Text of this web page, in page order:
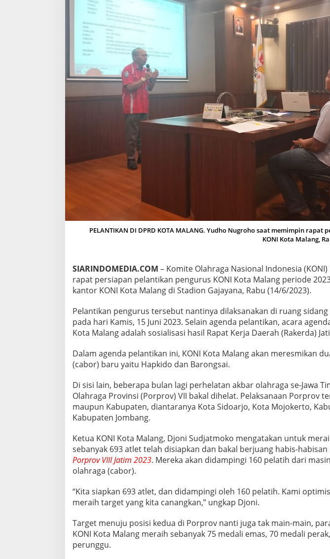
A
G
R
P
A
T
P
E
R
S
I
A
N
G
U
R
2
0
2
-
2
0
7
PELANTIKAN DI DPRD KOTA MALANG. Yudho Nugroho saat memimpin
KONI Kota Malang,
SIARINDOMEDIA.COM – Komite Olahraga Nasional Indonesia
rapat persiapan pelantikan pengurus KONI Kota Malang periode
kantor KONI Kota Malang di Stadion Gajayana, Rabu (14/6/2023).
Pelantikan pengurus tersebut nantinya dilaksanakan di ruang sidang
pada hari Kamis, 15 Juni 2023. Selain agenda pelantikan, acara
Kota Malang adalah sosialisasi hasil Rapat Kerja Daerah (Rakerda)
Dalam agenda pelantikan ini, KONI Kota Malang akan meresmikan
(cabor) baru yaitu Hapkido dan Barongsai.
Di sisi lain, beberapa bulan lagi perhelatan akbar olahraga se-Jawa
Olahraga Provinsi (Porprov) VII bakal dihelat. Pelaksanaan Porprov
maupun Kabupaten, diantaranya Kota Sidoarjo, Kota Mojokerto,
Kabupaten Jombang.
Ketua KONI Kota Malang, Djoni Sudjatmoko mengatakan untuk
sebanyak 693 atlet telah disiapkan dan bakal berjuang habis-habisan
Porprov VIII Jatim 2023. Mereka akan didampingi 160 pelatih dari
olahraga (cabor).
“Kita siapkan 693 atlet, dan didampingi oleh 160 pelatih. Kami
meraih target yang kita canangkan,” ungkap Djoni.
Target menuju posisi kedua di Porprov nanti juga tak main-main,
KONI Kota Malang meraih sebanyak 75 medali emas, 70 medali
perunggu.